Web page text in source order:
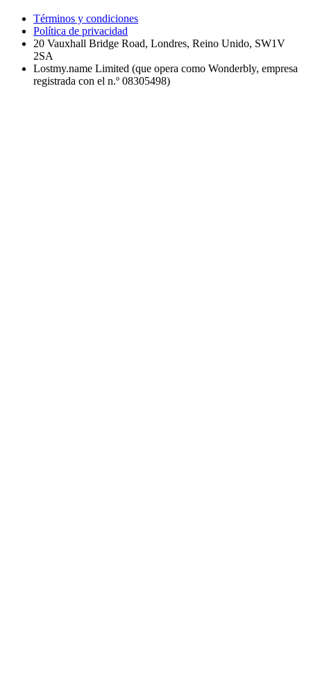
Términos y condiciones
Política de privacidad
20 Vauxhall Bridge Road, Londres, Reino Unido, SW1V
2SA
Lostmy.name Limited (que opera como Wonderbly, empresa
registrada con el n.º 08305498)